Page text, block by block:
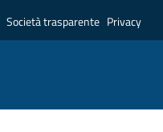
Società trasparente Privacy